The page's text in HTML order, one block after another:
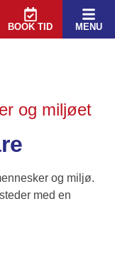
BOOK TID MENU
og miljøet
og miljø.
med en